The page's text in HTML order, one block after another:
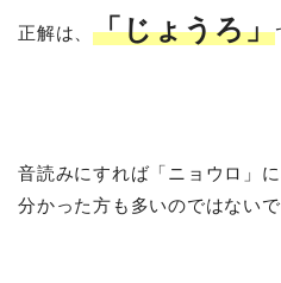
正解は、「じょうろ」
音読みにすれば「ニョウロ」
分かった方も多いのではない